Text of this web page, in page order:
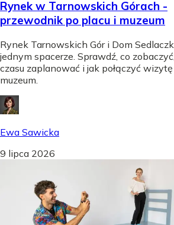
Rynek w Tarnowskich Górach -
przewodnik po placu i muzeum
Rynek Tarnowskich Gór i Dom
jednym spacerze. Sprawdź, co
czasu zaplanować i jak połączyć
muzeum.
Ewa Sawicka
9 lipca 2026